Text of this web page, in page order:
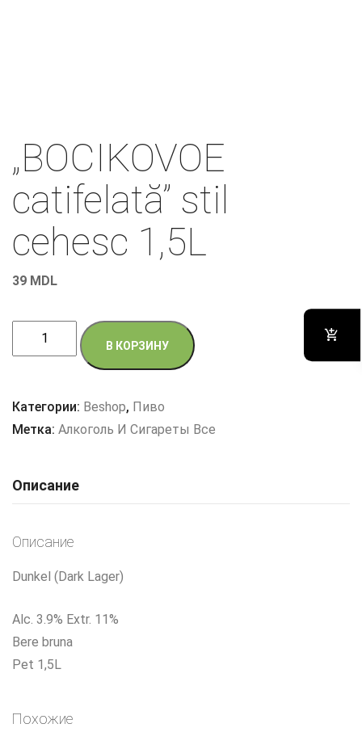
„BOCIKOVOE
catifelată” stil
cehesc 1,5L
39 MDL
Количество
товара
catifelată”
stil
В КОРЗИНУ
Категории: Beshop, Пиво
Метка: Алкоголь И Сигареты Все
Описание
Описание
Dunkel (Dark Lager)
Alc. 3.9% Extr. 11%
Bere bruna
Pet 1,5L
Похожие